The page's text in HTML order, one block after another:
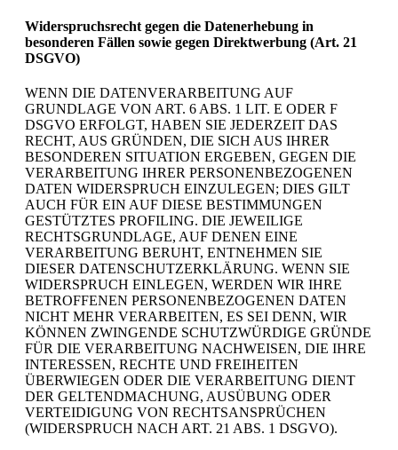
Widerspruchsrecht gegen die Datenerhebung in
besonderen Fällen sowie gegen Direktwerbung (Art. 21
DSGVO)
WENN DIE DATENVERARBEITUNG AUF
GRUNDLAGE VON ART. 6 ABS. 1 LIT. E ODER F
DSGVO ERFOLGT, HABEN SIE JEDERZEIT DAS
RECHT, AUS GRÜNDEN, DIE SICH AUS IHRER
BESONDEREN SITUATION ERGEBEN, GEGEN DIE
VERARBEITUNG IHRER PERSONENBEZOGENEN
DATEN WIDERSPRUCH EINZULEGEN; DIES GILT
AUCH FÜR EIN AUF DIESE BESTIMMUNGEN
GESTÜTZTES PROFILING. DIE JEWEILIGE
RECHTSGRUNDLAGE, AUF DENEN EINE
VERARBEITUNG BERUHT, ENTNEHMEN SIE
DIESER DATENSCHUTZERKLÄRUNG. WENN SIE
WIDERSPRUCH EINLEGEN, WERDEN WIR IHRE
BETROFFENEN PERSONENBEZOGENEN DATEN
NICHT MEHR VERARBEITEN, ES SEI DENN, WIR
KÖNNEN ZWINGENDE SCHUTZWÜRDIGE GRÜNDE
FÜR DIE VERARBEITUNG NACHWEISEN, DIE IHRE
INTERESSEN, RECHTE UND FREIHEITEN
ÜBERWIEGEN ODER DIE VERARBEITUNG DIENT
DER GELTENDMACHUNG, AUSÜBUNG ODER
VERTEIDIGUNG VON RECHTSANSPRÜCHEN
(WIDERSPRUCH NACH ART. 21 ABS. 1 DSGVO).